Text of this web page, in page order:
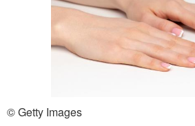
© Getty Images